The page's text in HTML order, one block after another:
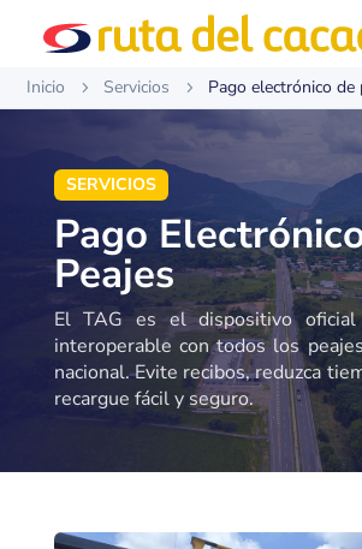
Inicio 5 Servicios 5 Pago electrónico de
SERVICIOS
Pago
Peajes
El TAG es el dispositivo
interoperable con todos los
nacional. Evite recibos, reduzca
recargue fácil y seguro.